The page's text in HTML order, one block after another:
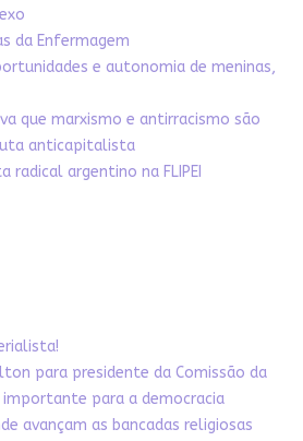
da Enfermagem
e autonomia de meninas,
que marxismo e antirracismo são
anticapitalista
radical argentino na FLIPEI
para presidente da Comissão da
para a democracia
avançam as bancadas religiosas